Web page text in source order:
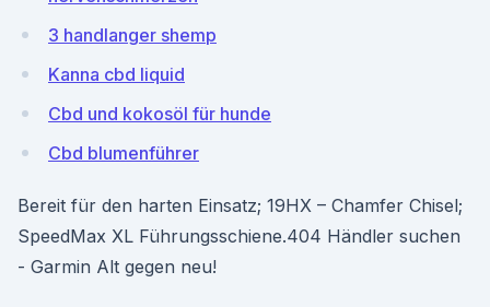
3 handlanger shemp
Kanna cbd liquid
Cbd und kokosöl für hunde
Cbd blumenführer
Bereit für den harten Einsatz; 19HX – Chamfer Chisel;
SpeedMax XL Führungsschiene.404 Händler suchen
- Garmin Alt gegen neu!